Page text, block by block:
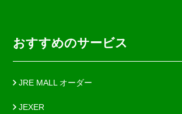
おすすめのサービス
JRE MALL オーダー
JEXER